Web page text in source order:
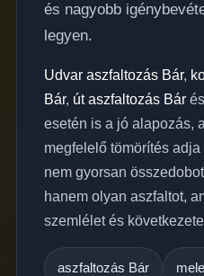
és nagyobb
legyen.
Udvar aszfaltozás Bár,
Bár, út aszfaltozás Bár
esetén is a jó alapozás,
megfelelő tömörítés
nem gyorsan
hanem olyan aszfaltot,
szemlélet és
aszfaltozás Bár